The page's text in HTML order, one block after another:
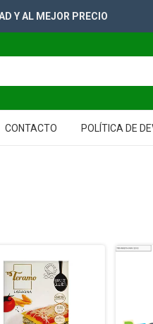
PARA TUS GONDOLAS
CONTACTO POLÍTICA DE